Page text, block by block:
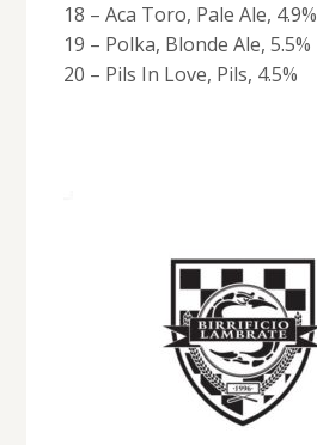
18 – Aca Toro, Pale Ale, 4.9%
19 – Polka, Blonde Ale, 5.5%
20 – Pils In Love, Pils, 4.5%